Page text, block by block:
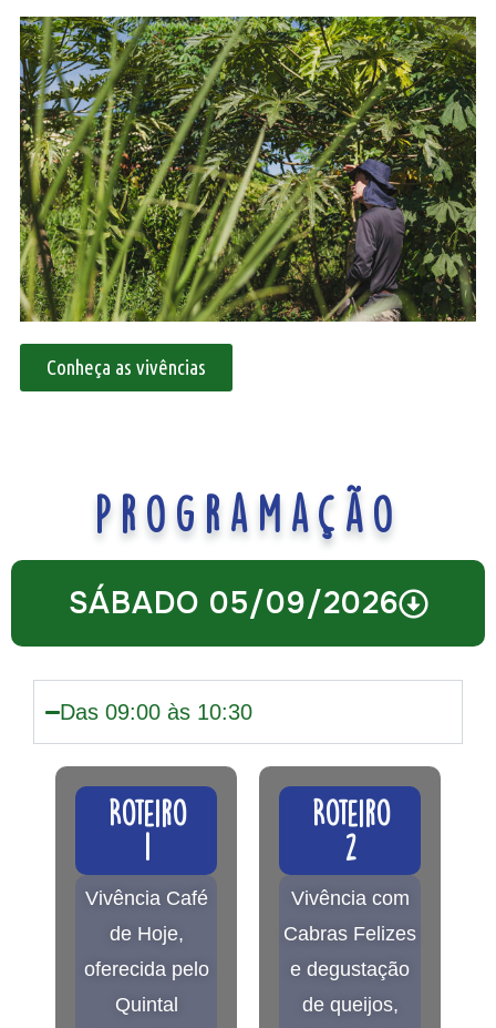
Conheça as vivências
Programação
SÁBADO 05/09/2026
Das 09:00 às 10:30
Roteiro
Vivência Café
de Hoje,
oferecida pelo
Quintal
Roteiro
2
Vivência com
Cabras Felizes
e degustação
de queijos,